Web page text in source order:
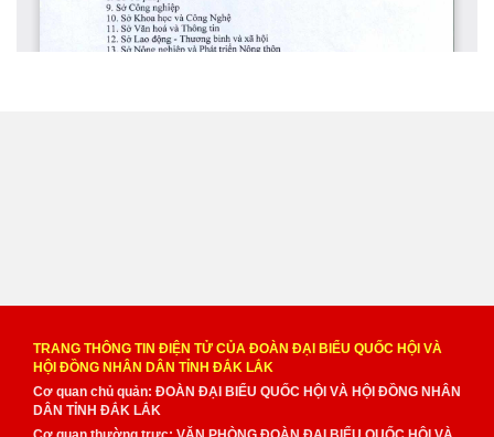
TRANG THÔNG TIN ĐIỆN TỬ CỦA ĐOÀN ĐẠI BIỂU QUỐC HỘI VÀ
HỘI ĐỒNG NHÂN DÂN TỈNH ĐẮK LẮK
Cơ quan chủ quản: ĐOÀN ĐẠI BIỂU QUỐC HỘI VÀ HỘI ĐỒNG NHÂN
DÂN TỈNH ĐẮK LẮK
Cơ quan thường trực: VĂN PHÒNG ĐOÀN ĐẠI BIỂU QUỐC HỘI VÀ